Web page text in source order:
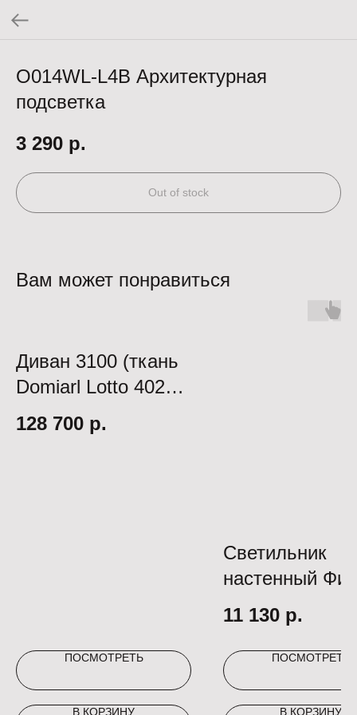
O014WL-L4B Архитектурная
подсветка
3 290 р.
Out of stock
Вам может понравиться
Диван 3100 (ткань
Domiarl Lotto 402
Cream)
128 700 р.
ПОСМОТРЕТЬ
В КОРЗИНУ
Светильник
настенный
(золото d110
Led 24W)
11 130 р.
ПОСМОТРЕТЬ
В КОРЗИНУ